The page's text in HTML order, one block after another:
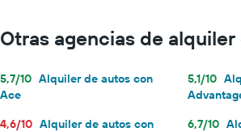
Otras agencias de
5,7/10 Alquiler de autos con
Ace
5,1/10
4,6/10 Alquiler de autos con
6,7/10